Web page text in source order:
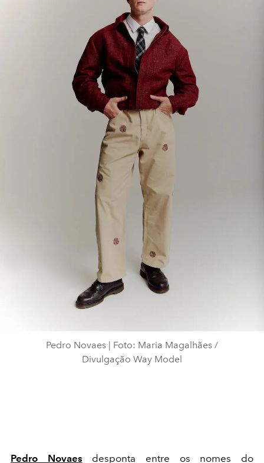
Pedro Novaes | Foto: Maria Magalhães /
Divulgação Way Model
Pedro Novaes desponta entre os nomes do